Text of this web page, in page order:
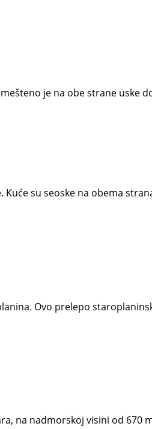
je na obe strane uske
su seoske na obema
Ovo prelepo
na nadmorskoj visini od 670